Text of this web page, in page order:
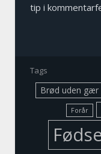
tip i
Tags
Brød uden gær
Forår